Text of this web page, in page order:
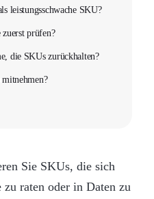
leistungsschwache SKU?
prüfen?
die SKUs zurückhalten?
Sie SKUs, die sich
raten oder in Daten zu